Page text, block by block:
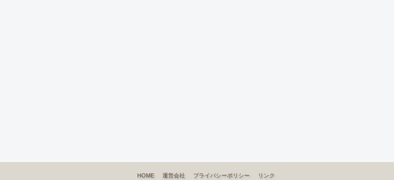
HOME 運営会社 プライバシーポリシー リンク